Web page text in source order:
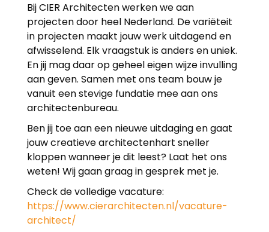
Bij CIER Architecten werken we aan
projecten door heel Nederland. De variëteit
in projecten maakt jouw werk uitdagend en
afwisselend. Elk vraagstuk is anders en uniek.
En jij mag daar op geheel eigen wijze invulling
aan geven. Samen met ons team bouw je
vanuit een stevige fundatie mee aan ons
architectenbureau.
Ben jij toe aan een nieuwe uitdaging en gaat
jouw creatieve architectenhart sneller
kloppen wanneer je dit leest? Laat het ons
weten! Wij gaan graag in gesprek met je.
Check de volledige vacature:
https://www.cierarchitecten.nl/vacature-
architect/